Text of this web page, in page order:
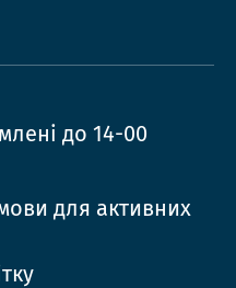
до 14-00
для активних